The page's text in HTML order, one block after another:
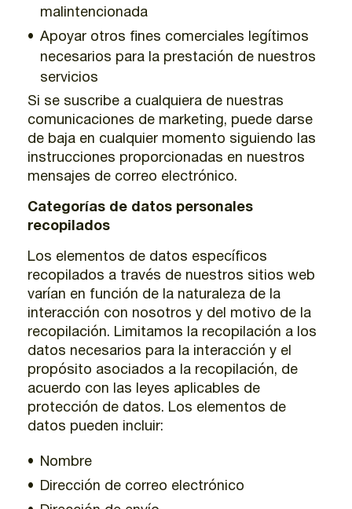
malintencionada
Apoyar otros fines comerciales legítimos
necesarios para la prestación de nuestros
servicios
Si se suscribe a cualquiera de nuestras
comunicaciones de marketing, puede darse
de baja en cualquier momento siguiendo las
instrucciones proporcionadas en nuestros
mensajes de correo electrónico.
Categorías de datos personales
recopilados
Los elementos de datos específicos
recopilados a través de nuestros sitios web
varían en función de la naturaleza de la
interacción con nosotros y del motivo de la
recopilación. Limitamos la recopilación a los
datos necesarios para la interacción y el
propósito asociados a la recopilación, de
acuerdo con las leyes aplicables de
protección de datos. Los elementos de
datos pueden incluir:
Nombre
Dirección de correo electrónico